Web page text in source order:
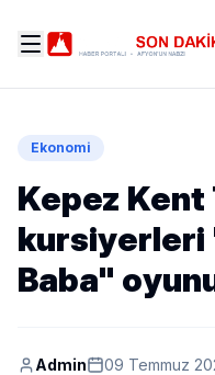
Ekonomi
Kepez
kursiyerleri
Baba"
Admin 09 Temmuz